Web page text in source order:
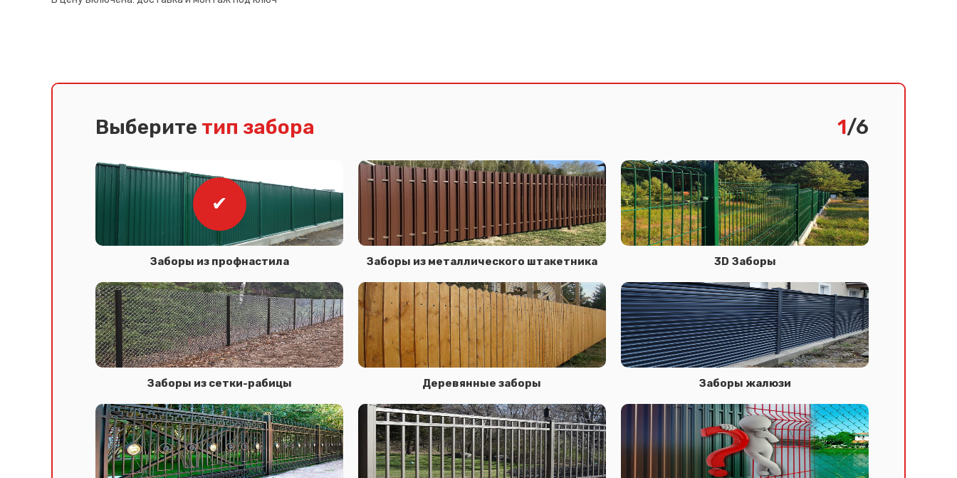
Выберите тип забора 1/6
Заборы из профнастила Заборы из металлического штакетника 3D Заборы
Заборы из сетки-рабицы Деревянные заборы Заборы жалюзи